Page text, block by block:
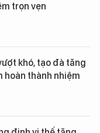
trọn vẹn
khó, tạo đà tăng
hoàn thành nhiệm